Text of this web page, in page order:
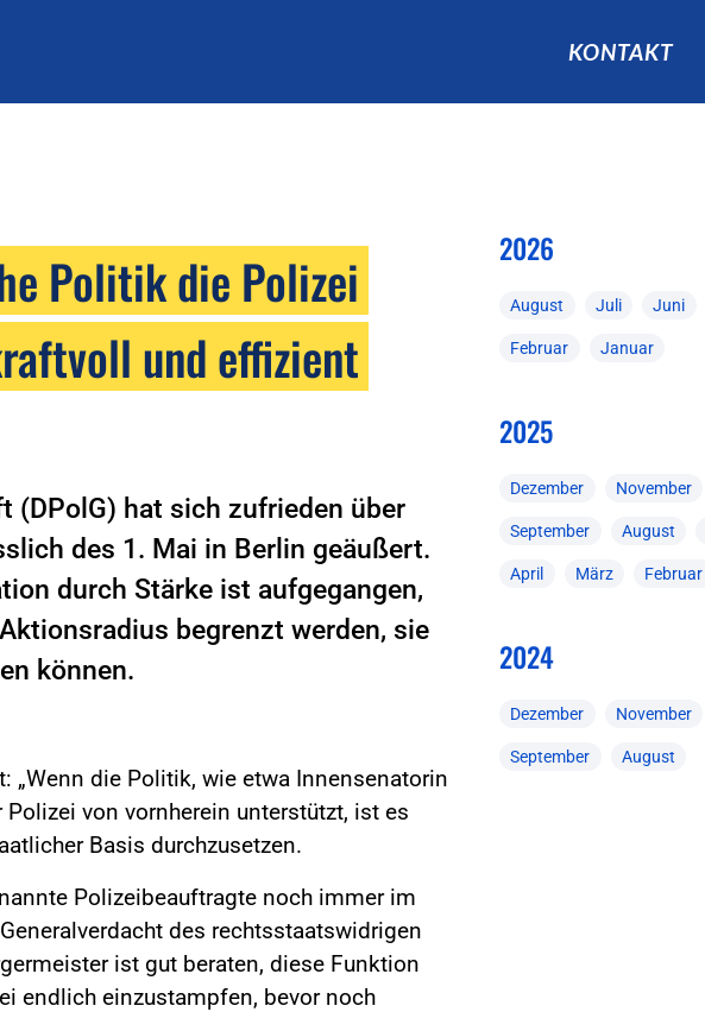
KONTAKT
Politik die Polizei
und effizient
(DPolG) hat sich zufrieden über
des 1. Mai in Berlin geäußert.
durch Stärke ist aufgegangen,
begrenzt werden, sie
können.
„Wenn die Politik, wie etwa Innensenatorin
von vornherein unterstützt, ist es
Basis durchzusetzen.
Polizeibeauftragte noch immer im
des rechtsstaatswidrigen
ist gut beraten, diese Funktion
endlich einzustampfen, bevor noch
2026
August Juli Juni
Februar Januar
2025
Dezember November
September August
April März Februar
2024
Dezember November
September August